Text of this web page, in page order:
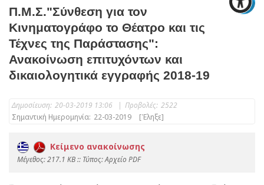
Π.Μ.Σ."Σύνθεση για τον
Κινηματογράφο το Θέατρο και τις
Τέχνες της Παράστασης":
Ανακοίνωση επιτυχόντων και
δικαιολογητικά εγγραφής 2018-19
Δημοσίευση: 20-03-2019 13:06 | Προβολές: 2522
Σημαντική Ημερομηνία: 22-03-2019 [Έληξε]
Κείμενο ανακοίνωσης
Mέγεθος: 217.1 KB :: Τύπος: Αρχείο PDF